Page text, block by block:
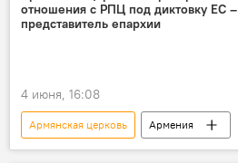
отношения с РПЦ под диктовку ЕС –
представитель епархии
4 июня, 16:08
Армянская церковь
Армения
Новости Армения
Политика